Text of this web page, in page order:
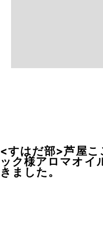
<すはだ部>芦屋
ック様アロマオイ
きました。